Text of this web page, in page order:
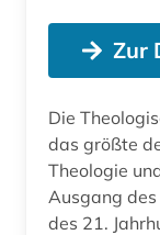
Zur
Die
das größte
Theologie
Ausgang
des 21.